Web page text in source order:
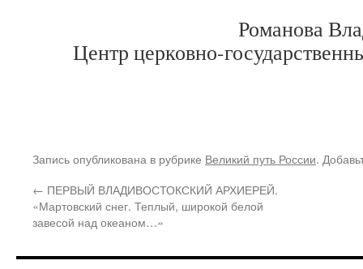
Романова
Центр церковно-
Запись опубликована в рубрике Великий путь России.
← ПЕРВЫЙ ВЛАДИВОСТОКСКИЙ АРХИЕРЕЙ.
«Мартовский снег. Теплый, широкой белой
завесой над океаном…»